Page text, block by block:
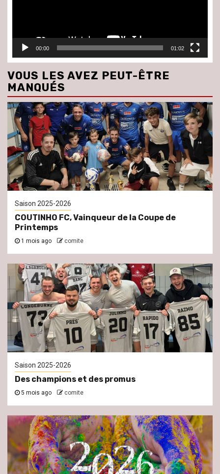
00:00 01:02
VOUS LES AVEZ PEUT-ÊTRE
MANQUÉS
Saison 2025-2026
COUTINHO FC, Vainqueur de la Coupe de
Printemps
1 mois ago comite
Saison 2025-2026
Des champions et des promus
5 mois ago comite